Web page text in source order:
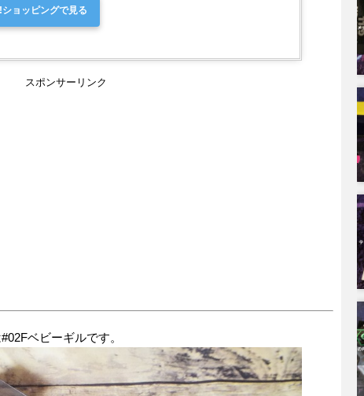
ョッピングで見る
スポンサーリンク
ベビーギルです。